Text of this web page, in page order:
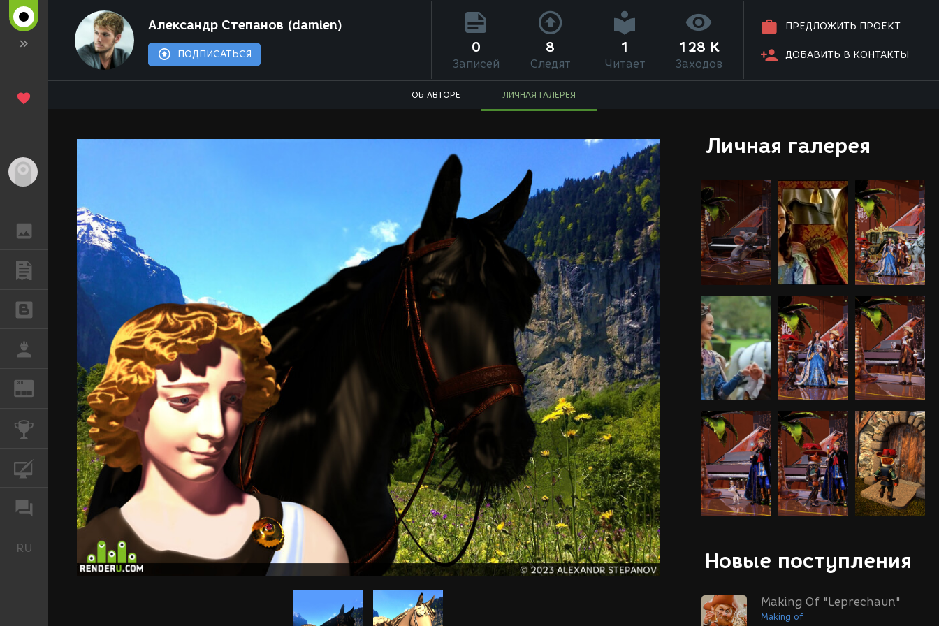
ГАЛЕРЕЯ
ПУБЛИКАЦИИ
REN ЖУРНАЛ
КОНКУРСЫ
КУРСЫ
ФОРУМ
RU
Александр Степанов (damien)
ПОДПИСАТЬСЯ
ПРЕДЛОЖИТЬ ПРОЕКТ
ДОБАВИТЬ В КОНТАКТЫ
0
Записей
8
Следят
1
Читает
128 K
Заходов
ОБ АВТОРЕ ЛИЧНАЯ ГАЛЕРЕЯ
Личная галерея
Новые поступления
Making Of "Leprechaun"
Making of